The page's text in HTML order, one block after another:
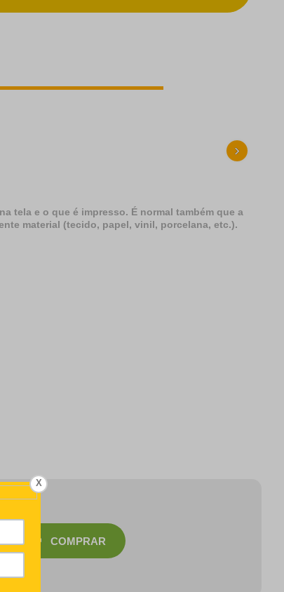
›
tela e o que é impresso. É normal também que a
material (tecido, papel, vinil, porcelana, etc.).
COMPRAR
X